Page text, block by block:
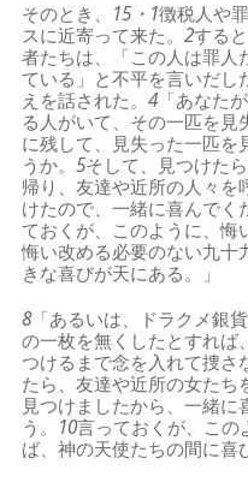
そのとき、 15・1徴税人や
スに近寄って来た。2する
者たちは、「この人は罪人
ている」と不平を言いだし
えを話された。4 「あなた
る人がいて、その一匹を
に残して、見失った一匹を
うか。5そして、見つけた
帰り、友達や近所の人々を
けたので、一緒に喜んでく
ておくが、このように、悔
悔い改める必要のない九十
きな喜びが天にある。」
8「あるいは、ドラクメ銀
の一枚を無くしたとすれば
つけるまで念を入れて捜さ
たら、友達や近所の女たち
見つけましたから、一緒
う。 10言っておくが、この
ば、神の天使たちの間に喜